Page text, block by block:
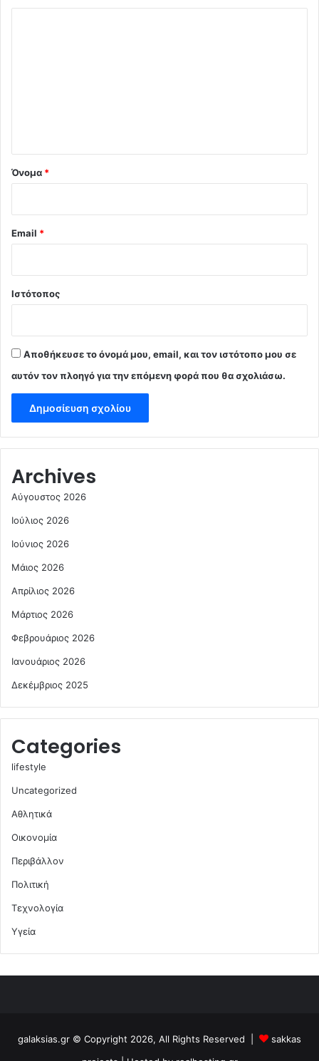
Όνομα *
Email *
Ιστότοπος
Αποθήκευσε το όνομά μου, email, και τον ιστότοπο μου σε
αυτόν τον πλοηγό για την επόμενη φορά που θα σχολιάσω.
Archives
Αύγουστος 2026
Ιούλιος 2026
Ιούνιος 2026
Μάιος 2026
Απρίλιος 2026
Μάρτιος 2026
Φεβρουάριος 2026
Ιανουάριος 2026
Δεκέμβριος 2025
Categories
lifestyle
Uncategorized
Αθλητικά
Οικονομία
Περιβάλλον
Πολιτική
Τεχνολογία
Υγεία
galaksias.gr © Copyright 2026, All Rights Reserved |
sakkas